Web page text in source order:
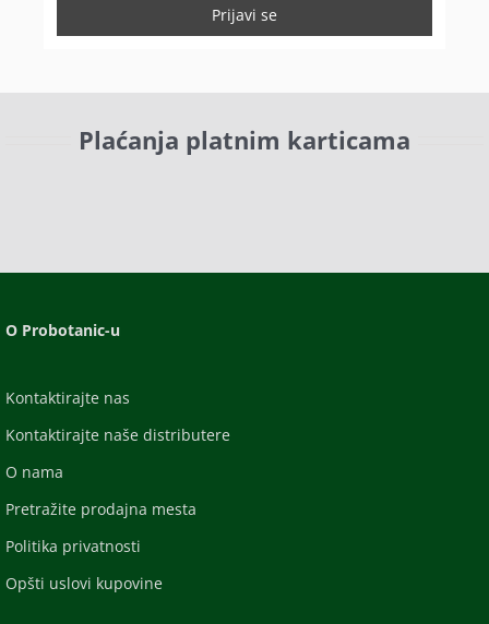
Plaćanja platnim karticama
O Probotanic-u
Kontaktirajte nas
Kontaktirajte naše distributere
O nama
Pretražite prodajna mesta
Politika privatnosti
Opšti uslovi kupovine